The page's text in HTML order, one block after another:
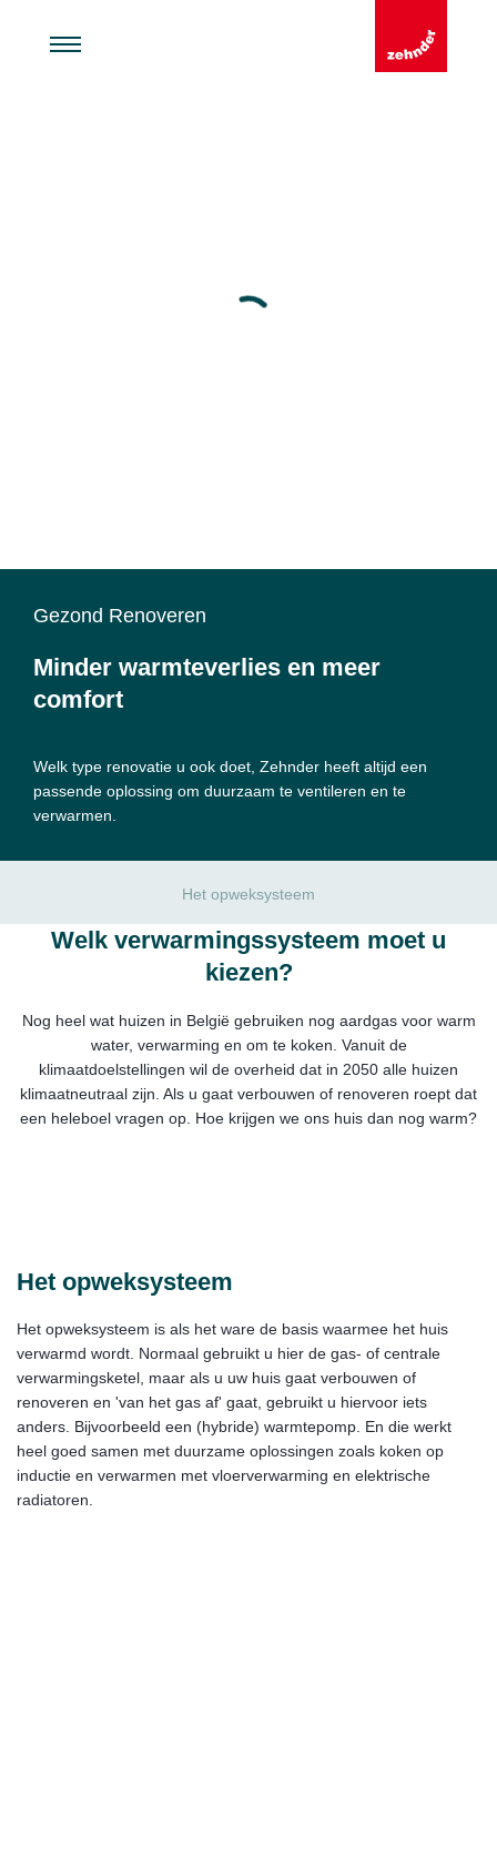
Gezond Renoveren
Minder warmteverlies en meer
comfort
Welk type renovatie u ook doet, Zehnder heeft altijd een
passende oplossing om duurzaam te ventileren en te
verwarmen.
Het opweksysteem
Welk verwarmingssysteem moet u
kiezen?
Nog heel wat huizen in België gebruiken nog aardgas voor warm
water, verwarming en om te koken. Vanuit de
klimaatdoelstellingen wil de overheid dat in 2050 alle huizen
klimaatneutraal zijn. Als u gaat verbouwen of renoveren roept dat
een heleboel vragen op. Hoe krijgen we ons huis dan nog warm?
Het opweksysteem
Het opweksysteem is als het ware de basis waarmee het huis
verwarmd wordt. Normaal gebruikt u hier de gas- of centrale
verwarmingsketel, maar als u uw huis gaat verbouwen of
renoveren en 'van het gas af' gaat, gebruikt u hiervoor iets
anders. Bijvoorbeeld een (hybride) warmtepomp. En die werkt
heel goed samen met duurzame oplossingen zoals koken op
inductie en verwarmen met vloerverwarming en elektrische
radiatoren.